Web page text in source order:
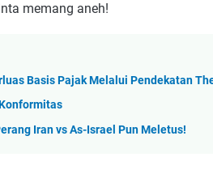
memang aneh!
Basis Pajak Melalui Pendekatan
Iran vs As-Israel Pun Meletus!